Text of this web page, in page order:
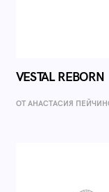
VESTAL REBORN
ОТ AНАСТАСИЯ